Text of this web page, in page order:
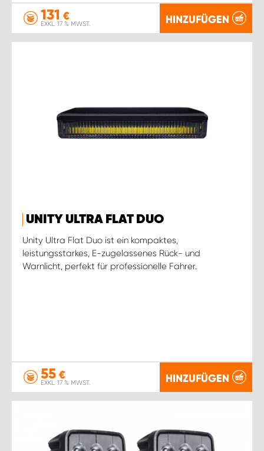
131 €
EXKL. 17 % MWST. HINZUFÜGEN
UNITY ULTRA FLAT DUO
Unity Ultra Flat Duo ist ein kompaktes,
leistungsstarkes, E-zugelassenes Rück- und
Warnlicht, perfekt für professionelle Fahrer.
55 €
EXKL. 17 % MWST. HINZUFÜGEN